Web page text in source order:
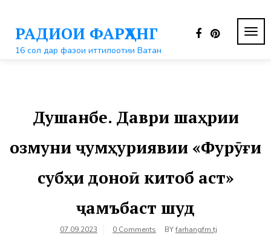
контентуРАДИОИ ФАРҲАНГ
16 сол дар фазои иттилоотии Ватан
Душанбе. Даври шаҳрии
озмуни ҷумҳуриявии «Фурӯғи
субҳи доноӣ китоб аст»
ҷамъбаст шуд
07.09.2023 0 Comments BYfarhangfm.tj